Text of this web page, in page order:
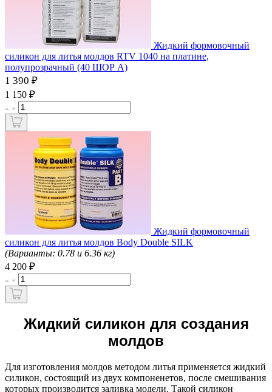
Жидкий формовочный
силикон для литья молдов RTV 1040 на платине,
полупрозрачный (40 ШОР А)
1 390 ₽
1 150 ₽
Жидкий формовочный
силикон для литья молдов Body Double SILK
(Варианты: 0.78 и 6.36 кг)
4 200 ₽
Жидкий силикон для создания
молдов
Для изготовления молдов методом литья применяется жидкий
силикон, состоящий из двух компоненетов, после смешивания
которых производится заливка модели. Такой силикон